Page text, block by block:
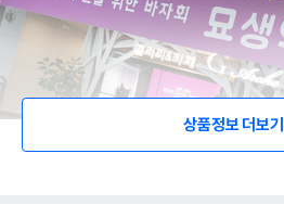
상품정보 더보기